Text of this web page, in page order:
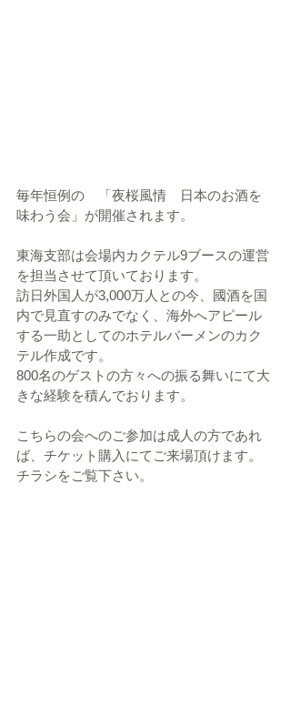
毎年恒例の　「夜桜風情　日本のお酒を
味わう会」が開催されます。
東海支部は会場内カクテル9ブースの運営
を担当させて頂いております。
訪日外国人が3,000万人との今、國酒を国
内で見直すのみでなく、海外へアピール
する一助としてのホテルバーメンのカク
テル作成です。
800名のゲストの方々への振る舞いにて大
きな経験を積んでおります。
こちらの会へのご参加は成人の方であれ
ば、チケット購入にてご来場頂けます。
チラシをご覧下さい。